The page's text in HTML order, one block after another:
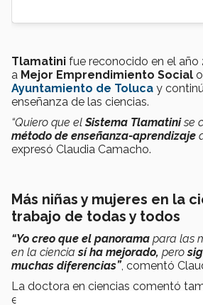
Tlamatini fue reconocido en el año
a Mejor Emprendimiento Social
Ayuntamiento de Toluca y
enseñanza de las ciencias.
“Quiero que elSistema Tlamatinise
método de enseñanza-aprendizaje
expresó Claudia Camacho.
Más niñas y mujeres en la
trabajo de todas y todos
“Yo creo que el panorama para las
en la cienciasí ha mejorado, pero
muchas diferencias”, comentó
La doctora en ciencias comentó
experiencia,